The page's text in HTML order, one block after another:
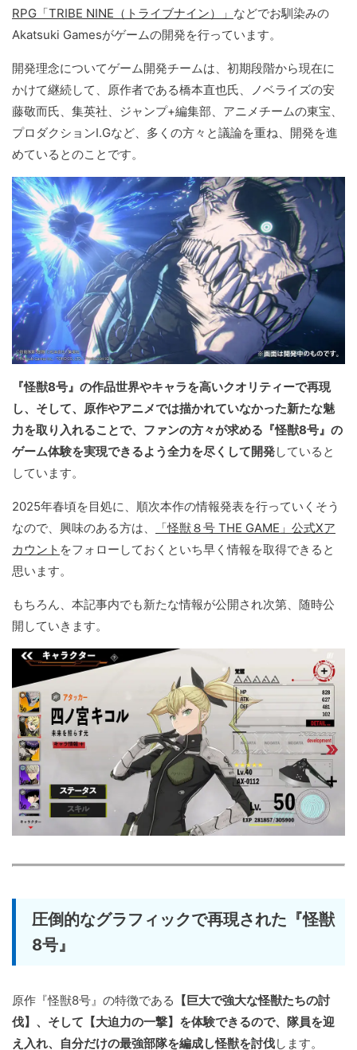
RPG「TRIBE NINE（トライブナイン）」 などでお馴染みの
Akatsuki Gamesがゲームの開発を行っています。
開発理念についてゲーム開発チームは、初期段階から現在に
かけて継続して、原作者である橋本直也氏、ノベライズの安
藤敬而氏、集英社、ジャンプ+編集部、アニメチームの東宝、
プロダクションI.Gなど、多くの方々と議論を重ね、開発を進
めているとのことです。
『怪獣8号』の作品世界やキャラを高いクオリティーで再現
し、そして、原作やアニメでは描かれていなかった新たな魅
力を取り入れることで、ファンの方々が求める『怪獣8号』の
ゲーム体験を実現できるよう全力を尽くして開発していると
しています。
2025年春頃を目処に、順次本作の情報発表を行っていくそう
なので、興味のある方は、
「怪獣８号 THE GAME」公式Xア
カウント をフォローしておくといち早く情報を取得できると
思います。
もちろん、本記事内でも新たな情報が公開され次第、随時公
開していきます。
圧倒的なグラフィックで再現された『怪獣
8号』
原作『怪獣8号』の特徴である
【巨大で強大な怪獣たちの討
伐】、そして【大迫力の一撃】を体験できるので、隊員を迎
え入れ、自分だけの最強部隊を編成し怪獣を討伐します。